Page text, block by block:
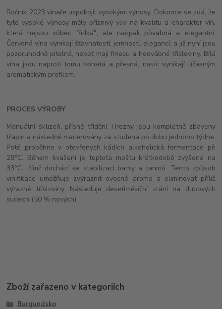
Ročník 2023 vinaře uspokojil vysokými výnosy. Dokonce se zdá, že
tyto vysoké výnosy měly příznivý vliv na kvalitu a charakter vín,
která nejsou vůbec "řídká", ale naopak půvabná a elegantní.
Červená vína vynikají šťavnatostí, jemností, elegancí, a již nyní jsou
pozoruhodně pitelná, neboť mají finesu a hedvábné třísloviny. Bílá
vína jsou naproti tomu bohatá a přesná, navíc vynikají úžasným
aromatickým profilem.
PROCES VÝROBY
Manuální sklizeň, přísné třídění. Hrozny jsou kompletně zbaveny
třapin a následně macerovány za studena po dobu jednoho týdne.
Poté proběhne v otevřených kádích alkoholická fermentace při
28°C. Během kvašení je teplota moštu krátkodobě zvýšena na
33°C., čímž dochází ke stabilizaci barvy a taninů. Tento způsob
vinifikace umožňuje zvýraznit ovocné aroma a eliminovat příliš
výrazné třísloviny. Následuje desetiměsíční zrání na dubových
sudech (50 % nových).
Zboží zařazeno v kategoriích
Burgundsko